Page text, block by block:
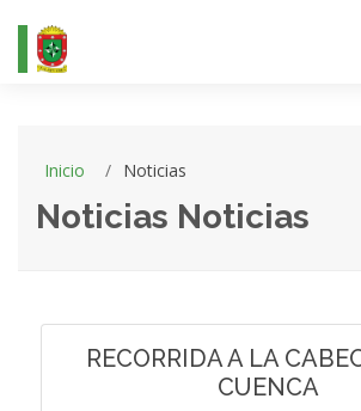
Inicio Noticias
Noticias Noticias
RECORRIDA A LA
CUENCA